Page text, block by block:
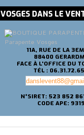
VOSGES DANS LE
Parapente Vosges
11A, RUE DE LA
88400
FACE À L'OFFICE DU
TÉL :
N°SIRET: 523 852
CODE APE: